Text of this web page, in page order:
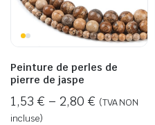
Peinture de perles de
pierre de jaspe
1,53 € – 2,80 € (TVA NON
incluse)